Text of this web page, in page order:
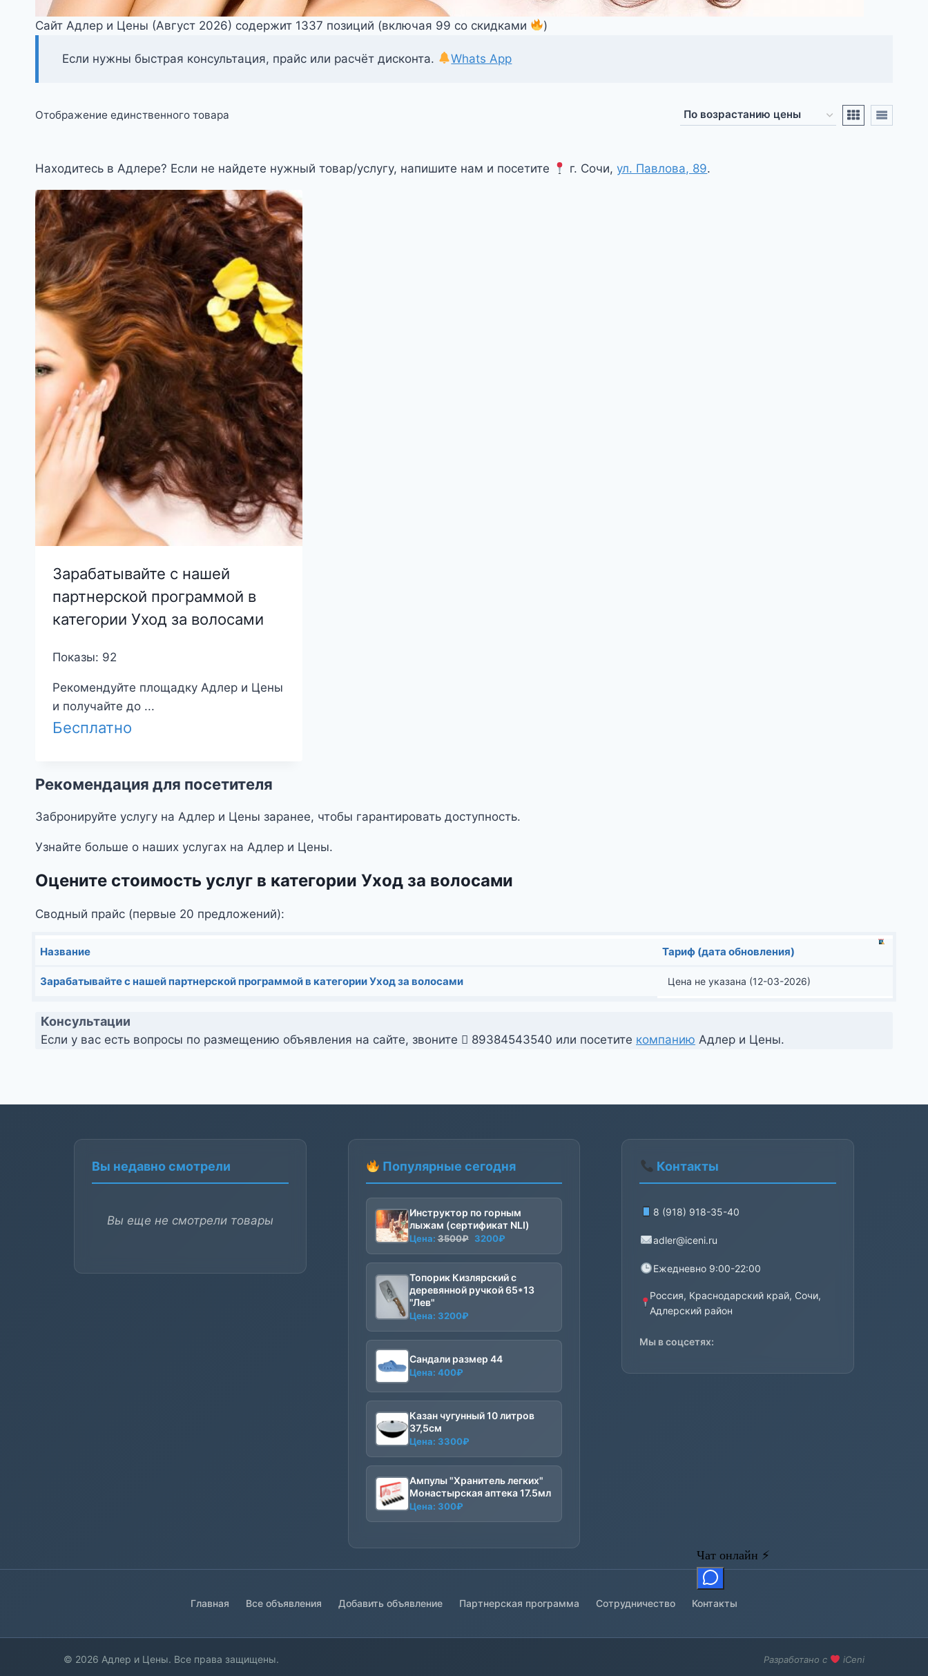
Сайт Адлер и Цены (Август 2026) содержит 1337 позиций (включая 99 со скидками )
Если нужны быстрая консультация, прайс или расчёт дисконта. Whats App
Отображение единственного товара
Находитесь в Адлере? Если не найдете нужный товар/услугу, напишите нам и посетите г. Сочи,ул. Павлова, 89.
Зарабатывайте с нашей
партнерской программой в
категории Уход за волосами
Показы: 92
Рекомендуйте площадку Адлер и Цены
и получайте до ...
Бесплатно
Рекомендация для посетителя
Забронируйте услугу на Адлер и Цены заранее, чтобы гарантировать доступность.
Узнайте больше о наших услугах на Адлер и Цены.
Оцените стоимость услуг в категории Уход за волосами
Сводный прайс (первые 20 предложений):
Название Тариф (дата обновления)
Зарабатывайте с нашей партнерской программой в категории Уход за волосами Цена не указана (12-03-2026)
Консультации
Если у вас есть вопросы по размещению объявления на сайте, звоните 89384543540 или посетите компанию Адлер и Цены.
Вы недавно смотрели
Вы еще не смотрели товары
Популярные сегодня
Инструктор по горным
лыжам (сертификат NLI)
Цена:3500₽ Первоначальная
составляла
3500₽.
3200₽Текущая
3200₽.
Топорик Кизлярский с
деревянной ручкой 65*13
"Лев"
Цена: 3200₽
Сандали размер 44
Цена: 400₽
Казан чугунный 10 литров
37,5см
Цена: 3300₽
Ампулы "Хранитель легких"
Монастырская аптека 17.5мл
Цена: 300₽
Контакты
8 (918) 918-35-40
adler@iceni.ru
Ежедневно 9:00-22:00
Россия, Краснодарский край, Сочи,
Адлерский район
Мы в соцсетях:
Главная Все объявления Добавить объявление Партнерская программа Сотрудничество Контакты
© 2026 Адлер и Цены. Все права защищены. Разработано с iCeni